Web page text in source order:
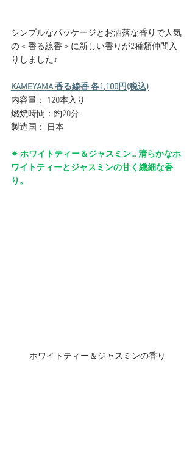
シンプルなパッケージとお洒落な香りで人気
の＜香る線香＞に新しい香りが2種類仲間入
りしました♪
KAMEYAMA 香る線香 各1,100円(税込)
内容量： 120本入り
燃焼時間：約20分
製造国： 日本
✴︎ ホワイトティー＆ジャスミン... 清らかなホ
ワイトティーとジャスミンの甘く繊細な香
り。
ホワイトティー＆ジャスミンの香り